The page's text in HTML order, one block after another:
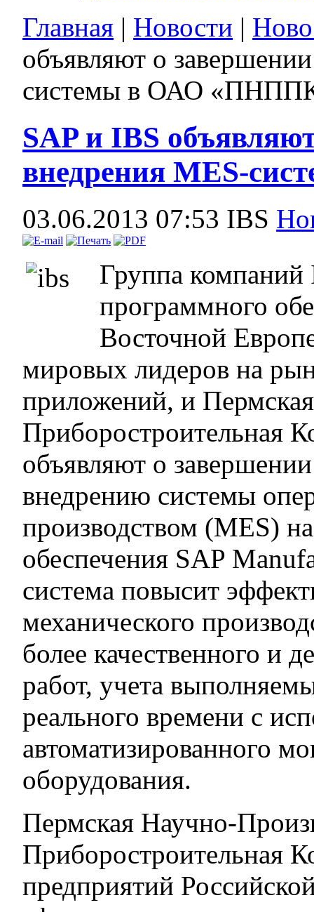
Главная | Новости |
объявляют о
системы в ОАО
SAP и IBS
внедрения MES-
03.06.2013 07:53 IBS
Группа
программного
Восточной
мировых лидеров на
приложений, и
объявляют о
внедрению системы
производством (MES)
обеспечения SAP
система повысит
механического
более качественного и
работ, учета
реального времени с
автоматизированного
оборудования.
Пермская Научно-
Приборостроительная
предприятий